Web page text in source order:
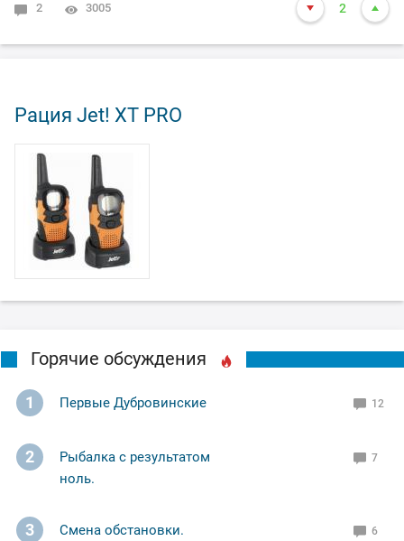
2 3005 2
Рация Jet! XT PRO
Горячие обсуждения
1 Первые Дубровинские 12
2
Рыбалка с результатом
ноль.
7
3 Смена обстановки. 6